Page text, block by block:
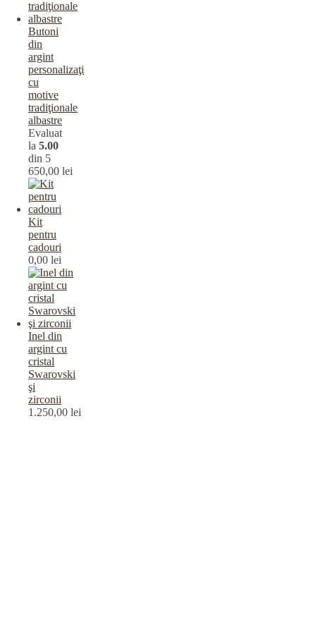
Butoni
din
argint
personalizaţi
cu
motive
tradiţionale
albastre
Evaluat
la 5.00
din 5
650,00 lei
Kit
pentru
cadouri
0,00 lei
Inel din
argint cu
cristal
Swarovski
şi
zirconii
1.250,00 lei